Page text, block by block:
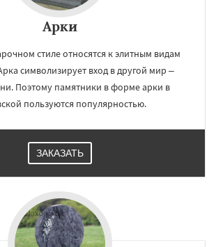
Арки
стиле относятся к элитным видам
символизирует вход в другой мир –
Поэтому памятники в форме арки в
пользуются популярностью.
ЗАКАЗАТЬ